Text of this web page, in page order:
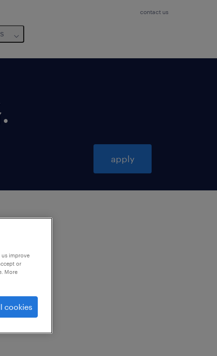
contact us
.
apply
improve
or
More
cookies